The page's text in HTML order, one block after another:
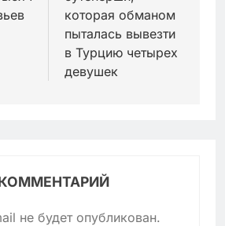
которая обманом
пыталась вывезти
в Турцию четырех
девушек
не будет опубликован.